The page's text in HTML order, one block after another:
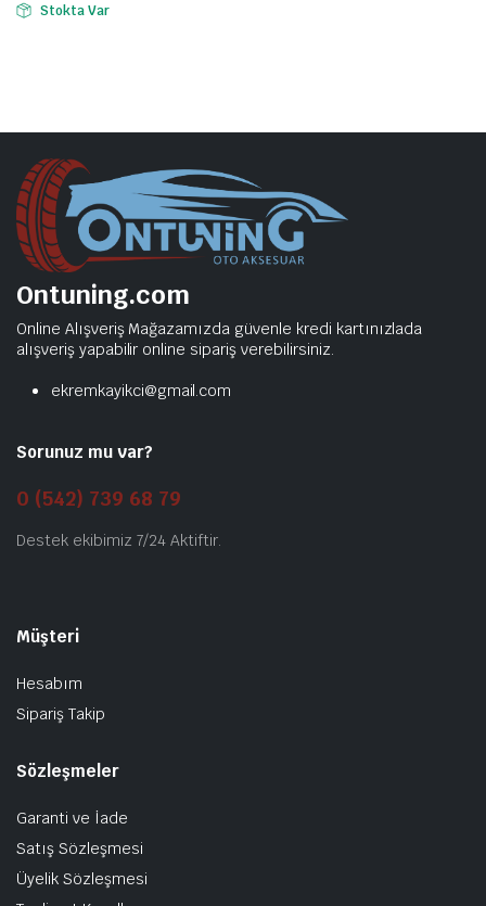
Stokta Var
Ontuning.com
Online Alışveriş Mağazamızda güvenle kredi kartınızlada
alışveriş yapabilir online sipariş verebilirsiniz.
ekremkayikci@gmail.com
Sorunuz mu var?
0 (542) 739 68 79
Destek ekibimiz 7/24 Aktiftir.
Müşteri
Hesabım
Sipariş Takip
Sözleşmeler
Garanti ve İade
Satış Sözleşmesi
Üyelik Sözleşmesi